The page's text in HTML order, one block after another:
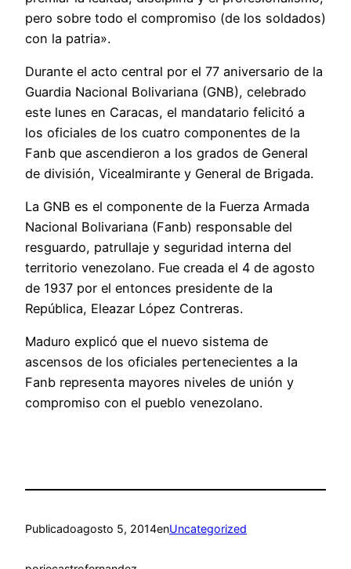
pero sobre todo el compromiso (de los soldados)
con la patria».
Durante el acto central por el 77 aniversario de la
Guardia Nacional Bolivariana (GNB), celebrado
este lunes en Caracas, el mandatario felicitó a
los oficiales de los cuatro componentes de la
Fanb que ascendieron a los grados de General
de división, Vicealmirante y General de Brigada.
La GNB es el componente de la Fuerza Armada
Nacional Bolivariana (Fanb) responsable del
resguardo, patrullaje y seguridad interna del
territorio venezolano. Fue creada el 4 de agosto
de 1937 por el entonces presidente de la
República, Eleazar López Contreras.
Maduro explicó que el nuevo sistema de
ascensos de los oficiales pertenecientes a la
Fanb representa mayores niveles de unión y
compromiso con el pueblo venezolano.
Publicadoagosto 5, 2014enUncategorized